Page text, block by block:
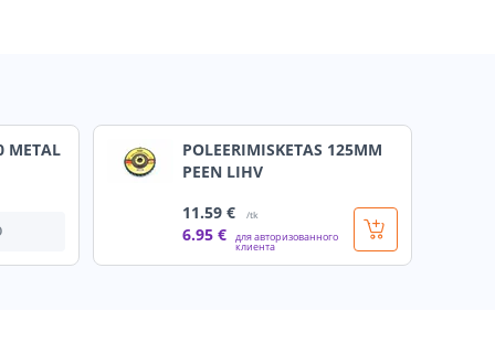
METAL
POLEERIMISKETAS 125MM
PEEN LIHV
11.59 € /tk
6.95 € для авторизованного
клиента